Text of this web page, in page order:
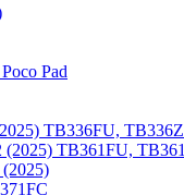
Pad
TB336FU,
(2025) TB361FU,